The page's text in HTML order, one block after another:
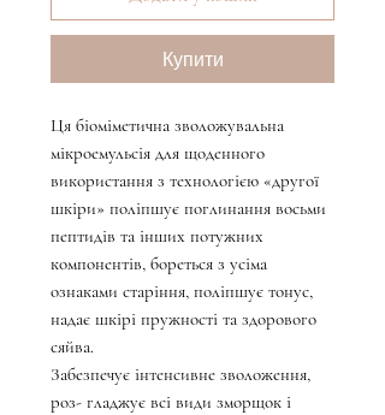
Купити
Ця біоміметична зволожувальна
мікроемульсія для щоденного
використання з технологією «другої
шкіри» поліпшує поглинання восьми
пептидів та інших потужних
компонентів, бореться з усіма
ознаками старіння, поліпшує тонус,
надає шкірі пружності та здорового
сяйва.
Забезпечує інтенсивне зволоження,
роз- гладжує всі види зморщок і